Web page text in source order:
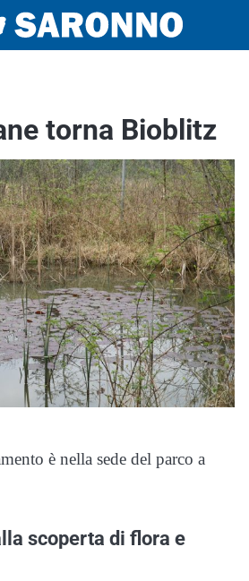
torna Bioblitz
è nella sede del parco a
scoperta di flora e